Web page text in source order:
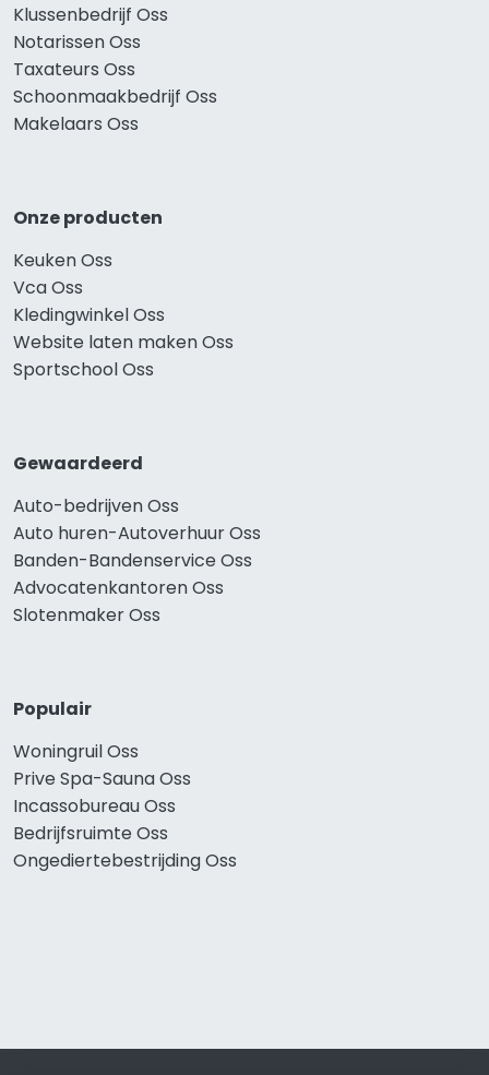
Klussenbedrijf Oss
Notarissen Oss
Taxateurs Oss
Schoonmaakbedrijf Oss
Makelaars Oss
Onze producten
Keuken Oss
Vca Oss
Kledingwinkel Oss
Website laten maken Oss
Sportschool Oss
Gewaardeerd
Auto-bedrijven Oss
Auto huren-Autoverhuur Oss
Banden-Bandenservice Oss
Advocatenkantoren Oss
Slotenmaker Oss
Populair
Woningruil Oss
Prive Spa-Sauna Oss
Incassobureau Oss
Bedrijfsruimte Oss
Ongediertebestrijding Oss